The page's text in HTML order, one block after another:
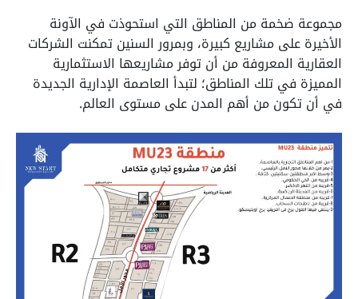
مجموعة ضخمة من المناطق التي استحوذت في الآونة
الأخيرة على مشاريع كبيرة، وبمرور السنين تمكنت الشركات
العقارية المعروفة من أن توفر مشاريعها الاستثمارية
المميزة في تلك المناطق؛ لتبدأ العاصمة الإدارية الجديدة
في أن تكون من أهم المدن على مستوى العالم.